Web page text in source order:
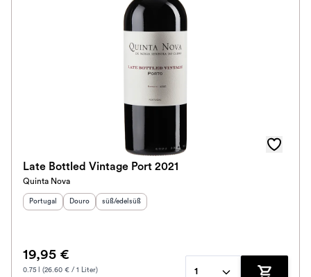
Late Bottled Vintage Port 2021
Quinta Nova
Herkunftsland:
Portugal Herkunftsregion:
Douro Geschmack:
süß/edelsüß
19,95 €
0.75 l (26.60 € / 1 Liter)
1